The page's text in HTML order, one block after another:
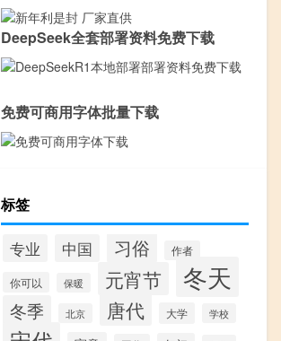
DeepSeek全套部署资料免费下载
免费可商用字体批量下载
标签
专业 中国 习俗 作者
你可以 保暖 元宵节 冬天
冬季 北京 唐代 大学 学校